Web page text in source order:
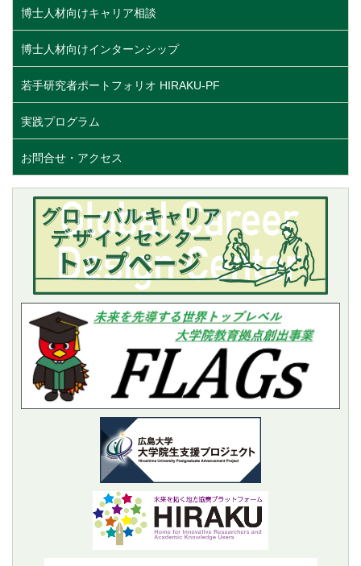
博士人材向けキャリア相談
博士人材向けインターンシップ
若手研究者ポートフォリオ HIRAKU-PF
実践プログラム
お問合せ・アクセス